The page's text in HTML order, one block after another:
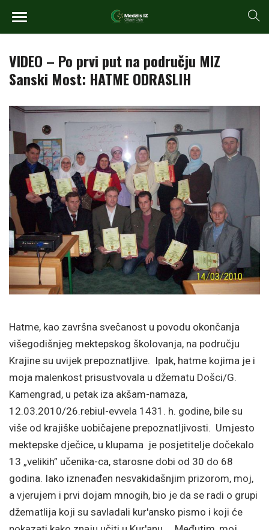
VIDEO – Po prvi put na području MIZ
Sanski Most: HATME ODRASLIH
Hatme, kao završna svečanost u povodu okončanja
višegodišnjeg mektepskog školovanja, na području
Krajine su uvijek prepoznatljive. Ipak, hatme kojima je i
moja malenkost prisustvovala u džematu Došci/G.
Kamengrad, u petak iza akšam-namaza,
12.03.2010/26.rebiul-evvela 1431. h. godine, bile su
više od krajiške uobičajene prepoznatljivosti. Umjesto
mektepske dječice, u klupama je posjetitelje dočekalo
13 „velikih” učenika-ca, starosne dobi od 30 do 68
godina. Iako iznenađen nesvakidašnjim prizorom, moj,
a vjerujem i prvi dojam mnogih, bio je da se radi o grupi
džematlija koji su savladali kur'ansko pismo i koji će